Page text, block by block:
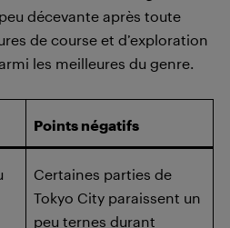
décevante après toute
de course et d’exploration
les meilleures du genre.
Points négatifs
Certaines parties de
Tokyo City paraissent un
peu ternes durant